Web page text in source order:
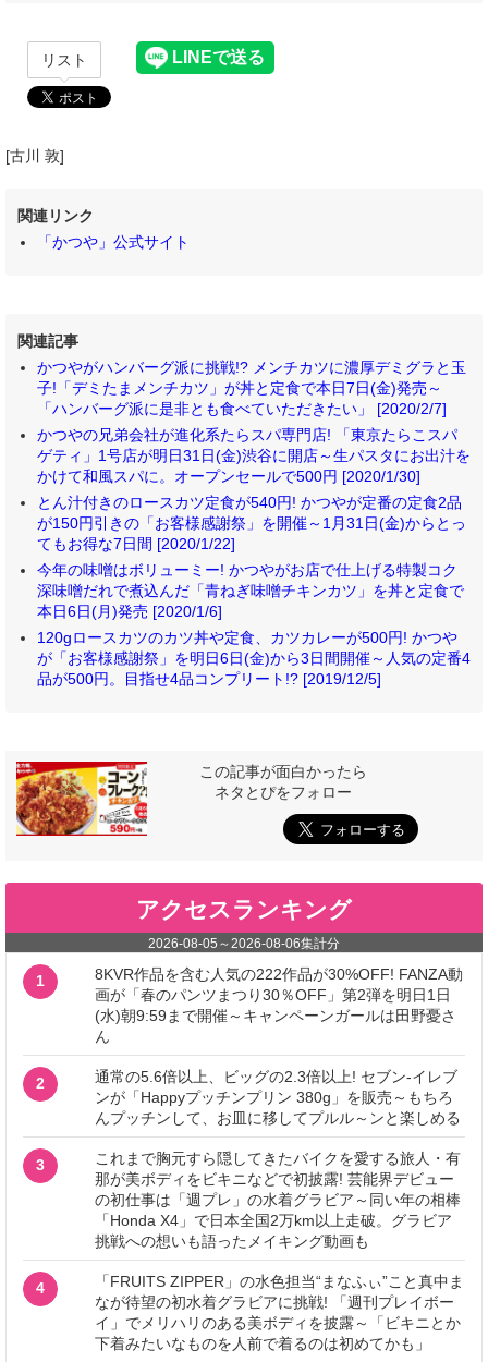
リスト
[古川 敦]
関連リンク
「かつや」公式サイト
関連記事
かつやがハンバーグ派に挑戦!? メンチカツに濃厚デミグラと玉
子!「デミたまメンチカツ」が丼と定食で本日7日(金)発売～
「ハンバーグ派に是非とも食べていただきたい」 [2020/2/7]
かつやの兄弟会社が進化系たらスパ専門店! 「東京たらこスパ
ゲティ」1号店が明日31日(金)渋谷に開店～生パスタにお出汁を
かけて和風スパに。オープンセールで500円 [2020/1/30]
とん汁付きのロースカツ定食が540円! かつやが定番の定食2品
が150円引きの「お客様感謝祭」を開催～1月31日(金)からとっ
てもお得な7日間 [2020/1/22]
今年の味噌はボリューミー! かつやがお店で仕上げる特製コク
深味噌だれで煮込んだ「青ねぎ味噌チキンカツ」を丼と定食で
本日6日(月)発売 [2020/1/6]
120gロースカツのカツ丼や定食、カツカレーが500円! かつや
が「お客様感謝祭」を明日6日(金)から3日間開催～人気の定番4
品が500円。目指せ4品コンプリート!? [2019/12/5]
この記事が面白かったら
ネタとぴをフォロー
アクセスランキング
2026-08-05 ～2026-08-06集計分
1
8KVR作品を含む人気の222作品が30%OFF! FANZA動
画が「春のパンツまつり30％OFF」第2弾を明日1日
(水)朝9:59まで開催～キャンペーンガールは田野憂さ
ん
2
通常の5.6倍以上、ビッグの2.3倍以上! セブン‐イレブ
ンが「Happyプッチンプリン 380g」を販売～もちろ
んプッチンして、お皿に移してプルル～ンと楽しめる
3
これまで胸元すら隠してきたバイクを愛する旅人・有
那が美ボディをビキニなどで初披露! 芸能界デビュー
の初仕事は「週プレ」の水着グラビア～同い年の相棒
「Honda X4」で日本全国2万km以上走破。グラビア
挑戦への想いも語ったメイキング動画も
4
「FRUITS ZIPPER」の水色担当“まなふぃ”こと真中ま
なが待望の初水着グラビアに挑戦! 「週刊プレイボー
イ」でメリハリのある美ボディを披露～「ビキニとか
下着みたいなものを人前で着るのは初めてかも」